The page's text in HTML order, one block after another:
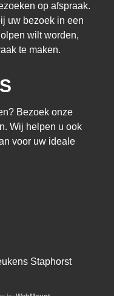
op afspraak.
uw bezoek in een
wilt worden,
te maken.
Bezoek onze
Wij helpen u ook
voor uw ideale
Staphorst